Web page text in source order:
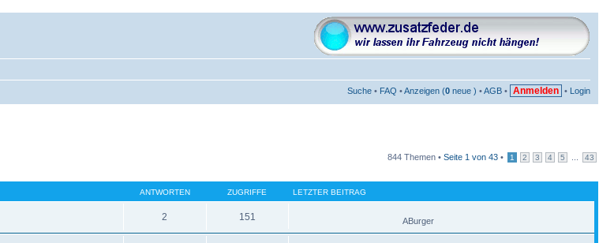
Suche • FAQ •Anzeigen (0 neue ) •AGB • Anmelden • Login
844 Themen • Seite 1 von 43 • 1 2 3 4 5 43
ANTWORTEN ZUGRIFFE LETZTER BEITRAG
2 151 ABurger